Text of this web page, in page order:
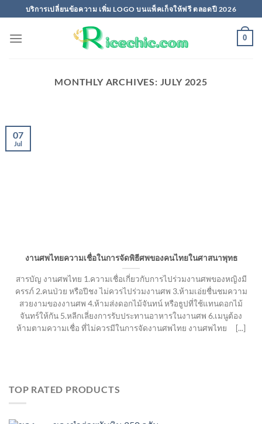
to
content
บริการเปลี่ยนข้อความ เพิ่ม LOGO บนแพ็คเก็จให้ฟรี ตลอดปี 2026
0
MONTHLY ARCHIVES: JULY 2025
งานศพไทยความเชื่อในการจัดพิธีศพของคนไทยในศาสนาพุทธ
สารบัญ งานศพไทย 1.ความเชื่อเกี่ยวกับการไปร่วมงานศพของหญิงมี
ครรภ์ 2.คนป่วย หรือปีชง ไม่ควรไปร่วมงานศพ 3.ห้ามเอ่ยชื่นชมความ
สวยงามของงานศพ 4.ห้ามส่งดอกไม้จันทน์ หรือธูปที่ใช้แทนดอกไม้
จันทร์ให้กัน 5.หลีกเลี่ยงการรับประทานอาหารในงานศพ 6.เมนูต้อง
ห้ามตามความเชื่อ ที่ไม่ควรมีในการจัดงานศพไทย งานศพไทย [...]
07
Jul
TOP RATED PRODUCTS